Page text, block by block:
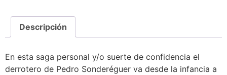
Descripción
En esta saga personal y/o suerte de confidencia el
derrotero de Pedro Sonderéguer va desde la infancia a